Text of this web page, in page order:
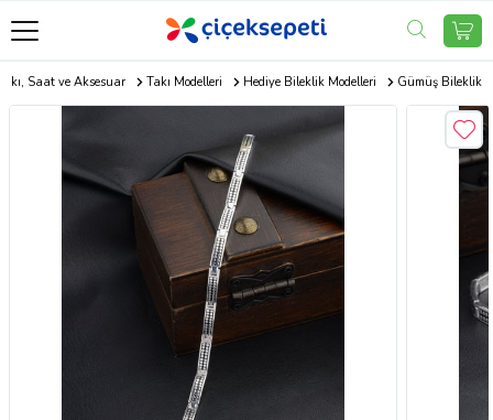
Saat ve Aksesuar Takı Modelleri Hediye Bileklik Modelleri Gümüş Bileklik